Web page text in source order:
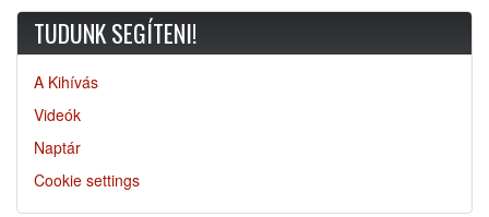
TUDUNK SEGÍTENI!
A Kihívás
Videók
Naptár
Cookie settings